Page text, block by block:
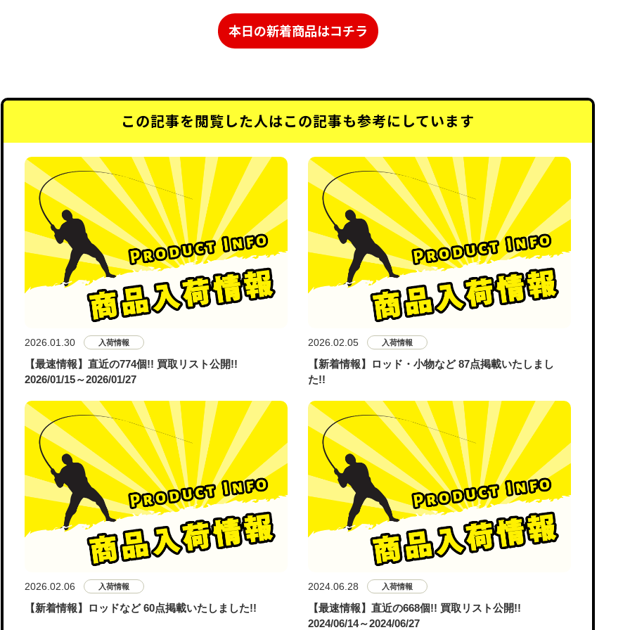
本日の新着商品はコチラ
この記事を閲覧した人はこの記事も参考にしています
2026.01.30 入荷情報
【最速情報】直近の774個!! 買取リスト公開!!
2026/01/15～2026/01/27
2026.02.05 入荷情報
【新着情報】ロッド・小物など 87点掲載いたしまし
た!!
2026.02.06 入荷情報
【新着情報】ロッドなど 60点掲載いたしました!!
2024.06.28 入荷情報
【最速情報】直近の668個!! 買取リスト公開!!
2024/06/14～2024/06/27